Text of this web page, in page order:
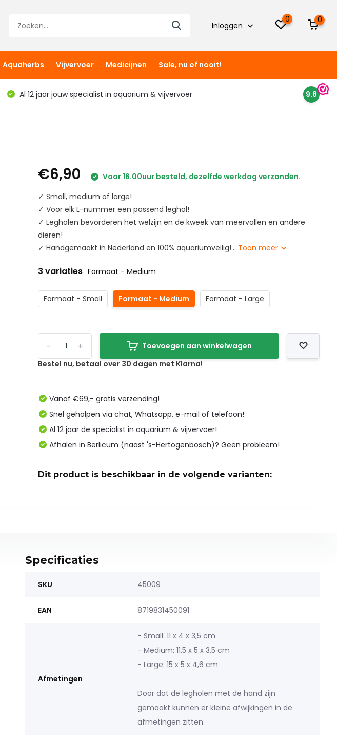
Inloggen
0 0
Aquaherbs Vijvervoer Medicijnen Sale, nu of nooit!
Al 12 jaar jouw specialist in aquarium & vijvervoer 9.8
€6,90
Voor 16.00uur besteld, dezelfde werkdag verzonden.
✓ Small, medium of large!
✓ Voor elk L-nummer een passend leghol!
✓ Legholen bevorderen het welzijn en de kweek van meervallen en andere
dieren!
✓ Handgemaakt in Nederland en 100% aquariumveilig!... Toon meer
3 variaties Formaat - Medium
Formaat - Small Formaat - Medium Formaat - Large
+
-
Toevoegen aan winkelwagen
Bestel nu, betaal over 30 dagen met Klarna!
Vanaf €69,- gratis verzending!
Snel geholpen via chat, Whatsapp, e-mail of telefoon!
Al 12 jaar de specialist in aquarium & vijvervoer!
Afhalen in Berlicum (naast 's-Hertogenbosch)? Geen probleem!
Dit product is beschikbaar in de volgende varianten:
Specificaties
SKU 45009
EAN 8719831450091
Afmetingen
- Small: 11 x 4 x 3,5 cm
- Medium: 11,5 x 5 x 3,5 cm
- Large: 15 x 5 x 4,6 cm
Door dat de legholen met de hand zijn
gemaakt kunnen er kleine afwijkingen in de
afmetingen zitten.